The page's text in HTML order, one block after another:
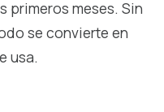
primeros meses. Sin
se convierte en
usa.